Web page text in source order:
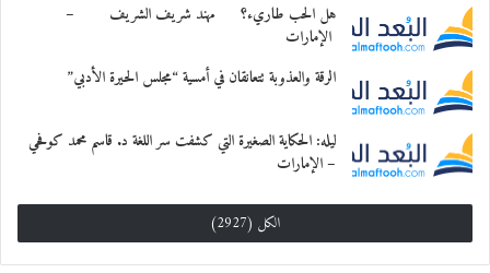
هل الحب طاريء؟ مهند شريف الشريف –
الإمارات
الرقة والعذوبة تتعانقان في أمسية “مجلس الحيرة الأدبي”
ليله: الحكاية الصغيرة التي كشفت سر اللغة د. قاسم محمد كوفحي
– الإمارات
الكل (2927)